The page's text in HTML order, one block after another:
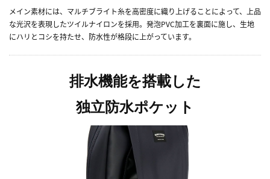
メイン素材には、マルチブライト糸を高密度に織り上げることによって、上品
な光沢を表現したツイルナイロンを採用。発泡PVC加工を裏面に施し、生地
にハリとコシを持たせ、防水性が格段に上がっています。
排水機能を搭載した
独立防水ポケット